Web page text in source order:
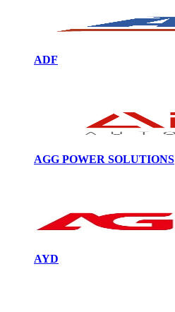
ADF
AGG POWER SOLUTIONS
AYD